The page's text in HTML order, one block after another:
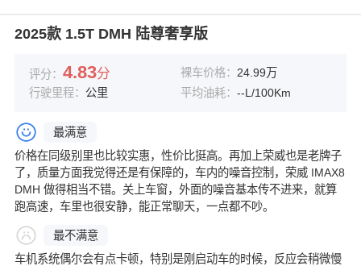
2025款 1.5T DMH 陆尊奢享版
评分： 4.83分 裸车价格： 24.99万
行驶里程： 公里 平均油耗： --L/100Km
最满意
价格在同级别里也比较实惠，性价比挺高。再加上荣威也是老牌子
了，质量方面我觉得还是有保障的，车内的噪音控制，荣威 IMAX8
DMH 做得相当不错。关上车窗，外面的噪音基本传不进来，就算
跑高速，车里也很安静，能正常聊天，一点都不吵。
最不满意
车机系统偶尔会有点卡顿，特别是刚启动车的时候，反应会稍微慢